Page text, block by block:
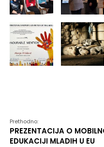
Prethodno:
PREZENTACIJA O
EDUKACIJI MLADIH U EU